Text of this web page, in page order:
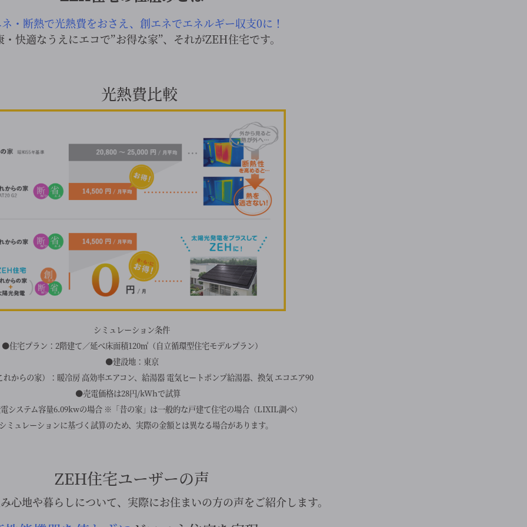
・断熱で光熱費をおさえ、創エネでエネルギー収支0に！
・快適なうえにエコで”お得な家”、それがZEH住宅です。
光熱費比較
シミュレーション条件
●住宅プラン：2階建て／延べ床面積120㎡（自立循環型住宅モデルプラン）
●建設地：東京
からの家）：暖冷房 高効率エアコン、給湯器 電気ヒートポンプ給湯器、換気 エコエア90
●売電価格は28円/kWhで試算
システム容量6.09kwの場合 ※「昔の家」は一般的な戸建て住宅の場合（LIXIL調べ）
ミュレーションに基づく試算のため、実際の金額とは異なる場合があります。
ZEH住宅ユーザーの声
心地や暮らしについて、実際にお住まいの方の声をご紹介します。